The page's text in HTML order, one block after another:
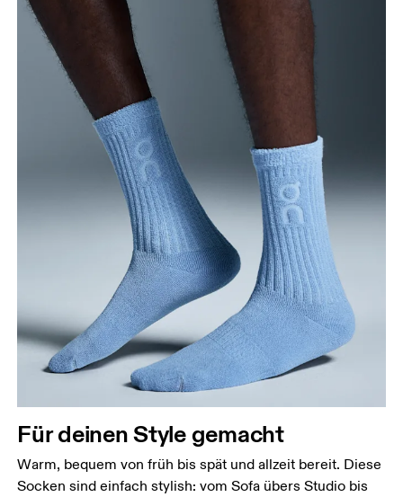
Für deinen Style gemacht
Warm, bequem von früh bis spät und allzeit bereit. Diese
Socken sind einfach stylish: vom Sofa übers Studio bis